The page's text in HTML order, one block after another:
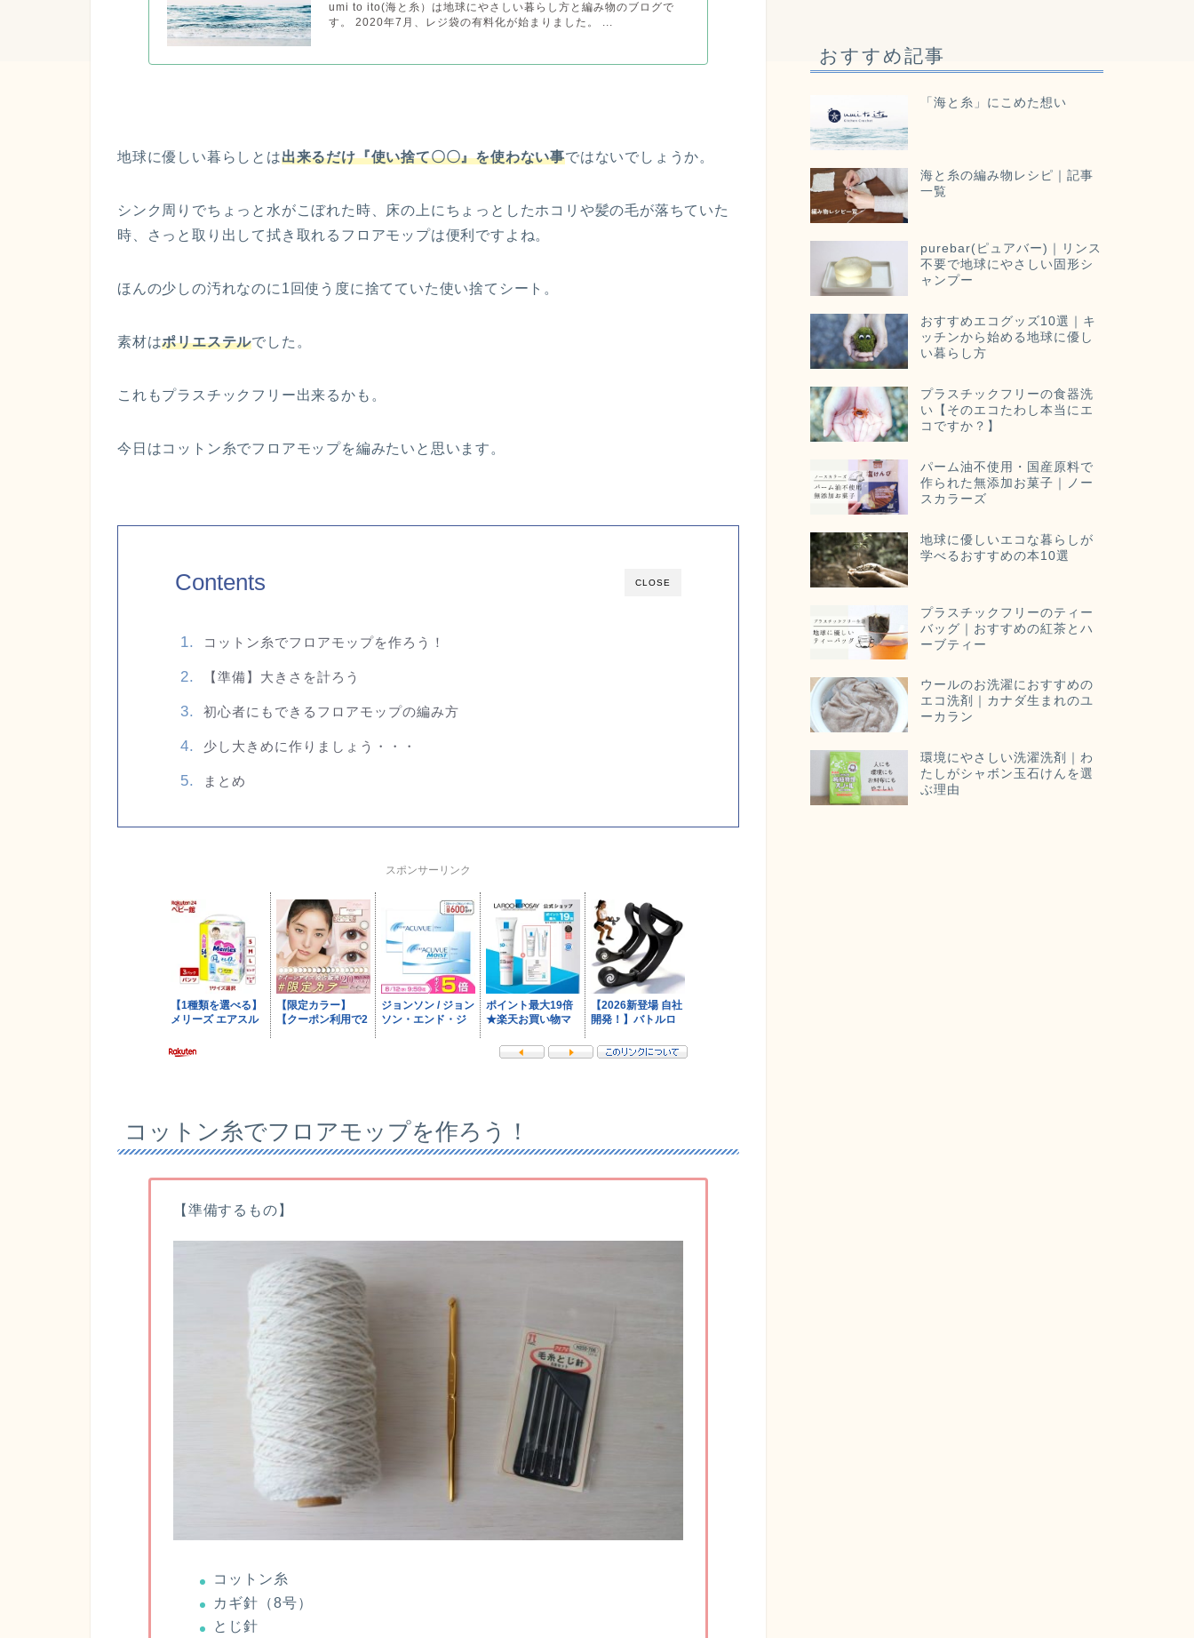
umi to ito(海と糸）は地球にやさしい暮らし方と編み物のブログで
す。 2020年7月、レジ袋の有料化が始まりました。 ...
地球に優しい暮らしとは出来るだけ『使い捨て〇〇』を使わない事ではないでしょうか。
シンク周りでちょっと水がこぼれた時、床の上にちょっとしたホコリや髪の毛が落ちていた
時、さっと取り出して拭き取れるフロアモップは便利ですよね。
ほんの少しの汚れなのに1回使う度に捨てていた使い捨てシート。
素材はポリエステルでした。
これもプラスチックフリー出来るかも。
今日はコットン糸でフロアモップを編みたいと思います。
CLOSE
Contents
コットン糸でフロアモップを作ろう！
【準備】大きさを計ろう
初心者にもできるフロアモップの編み方
少し大きめに作りましょう・・・
まとめ
スポンサーリンク
コットン糸でフロアモップを作ろう！
【準備するもの】
コットン糸
カギ針（8号）
とじ針
おすすめ記事
「海と糸」にこめた想い
海と糸の編み物レシピ｜記事
一覧
purebar(ピュアバー)｜リンス
不要で地球にやさしい固形シ
ャンプー
おすすめエコグッズ10選｜キ
ッチンから始める地球に優し
い暮らし方
プラスチックフリーの食器洗
い【そのエコたわし本当にエ
コですか？】
パーム油不使用・国産原料で
作られた無添加お菓子｜ノー
スカラーズ
地球に優しいエコな暮らしが
学べるおすすめの本10選
プラスチックフリーのティー
バッグ｜おすすめの紅茶とハ
ーブティー
ウールのお洗濯におすすめの
エコ洗剤｜カナダ生まれのユ
ーカラン
環境にやさしい洗濯洗剤｜わ
たしがシャボン玉石けんを選
ぶ理由